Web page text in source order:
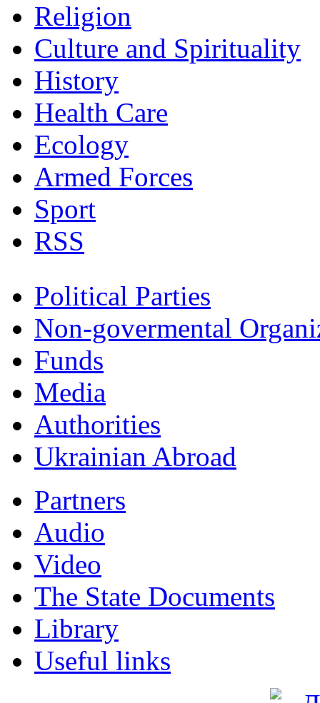
Religion
Culture and Spirituality
History
Health Care
Ecology
Armed Forces
Sport
RSS
Political Parties
Non-govermental
Funds
Мedia
Authorities
Ukrainian Abroad
Partners
Audio
Video
The State Documents
Library
Useful links